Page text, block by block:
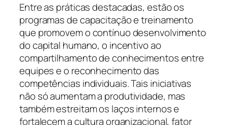
Entre as práticas destacadas, estão os
programas de capacitação e treinamento
que promovem o contínuo desenvolvimento
do capital humano, o incentivo ao
compartilhamento de conhecimentos entre
equipes e o reconhecimento das
competências individuais. Tais iniciativas
não só aumentam a produtividade, mas
também estreitam os laços internos e
fortalecem a cultura organizacional, fator